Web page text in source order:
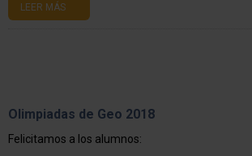
LEER MÁS
Olimpiadas de Geo 2018
Felicitamos a los alumnos: